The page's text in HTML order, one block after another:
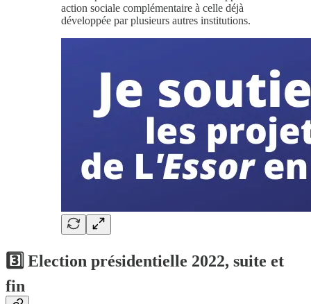
action sociale complémentaire à celle déjà
développée par plusieurs autres institutions.
3️⃣ Election présidentielle 2022, suite et
fin